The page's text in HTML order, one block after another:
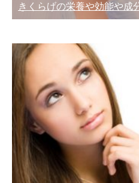
きくらげの栄養や効能や成